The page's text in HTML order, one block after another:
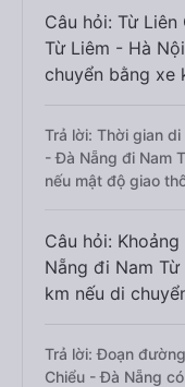
Câu hỏi: Từ
Từ Liêm - Hà
chuyển bằng xe
Trả lời: Thời gian
- Đà Nẵng đi Nam
nếu mật độ giao
Câu hỏi:
Nẵng đi Nam
km nếu di
Trả lời: Đoạn
Chiểu - Đà Nẵng